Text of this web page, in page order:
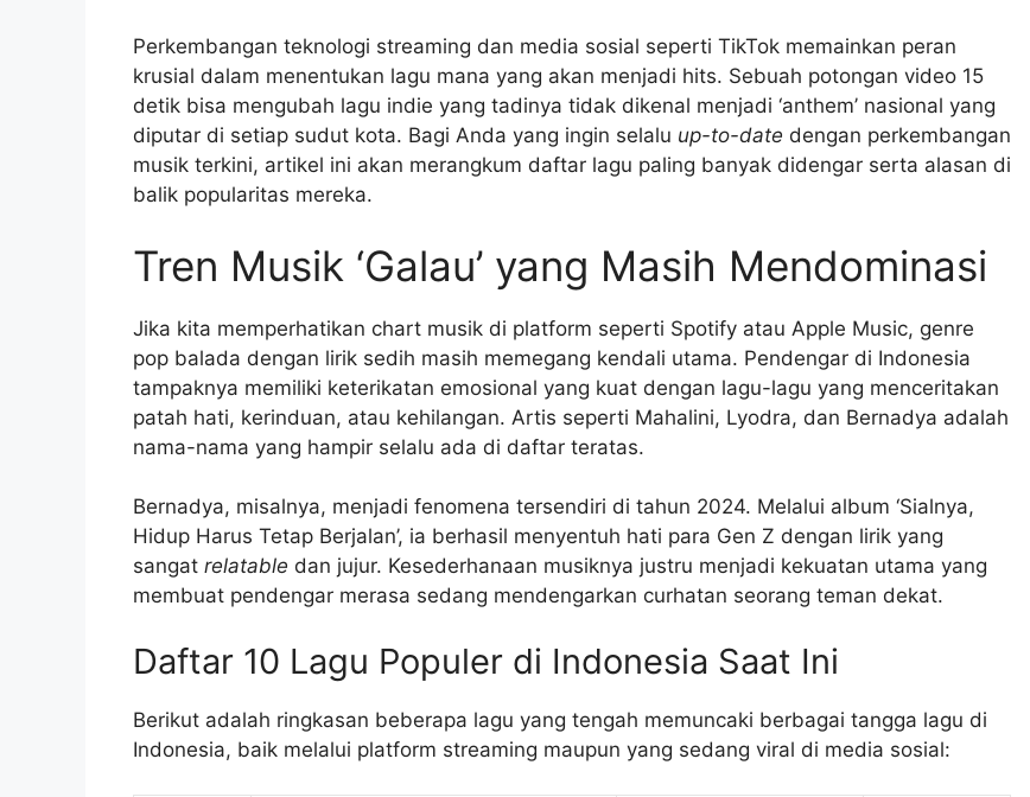
Perkembangan teknologi streaming dan media sosial seperti TikTok memainkan peran
krusial dalam menentukan lagu mana yang akan menjadi hits. Sebuah potongan video 15
detik bisa mengubah lagu indie yang tadinya tidak dikenal menjadi ‘anthem’ nasional yang
diputar di setiap sudut kota. Bagi Anda yang ingin selalu up-to-date dengan perkembangan
musik terkini, artikel ini akan merangkum daftar lagu paling banyak didengar serta alasan di
balik popularitas mereka.
Tren Musik ‘Galau’ yang Masih Mendominasi
Jika kita memperhatikan chart musik di platform seperti Spotify atau Apple Music, genre
pop balada dengan lirik sedih masih memegang kendali utama. Pendengar di Indonesia
tampaknya memiliki keterikatan emosional yang kuat dengan lagu-lagu yang menceritakan
patah hati, kerinduan, atau kehilangan. Artis seperti Mahalini, Lyodra, dan Bernadya adalah
nama-nama yang hampir selalu ada di daftar teratas.
Bernadya, misalnya, menjadi fenomena tersendiri di tahun 2024. Melalui album ‘Sialnya,
Hidup Harus Tetap Berjalan’, ia berhasil menyentuh hati para Gen Z dengan lirik yang
sangat relatable dan jujur. Kesederhanaan musiknya justru menjadi kekuatan utama yang
membuat pendengar merasa sedang mendengarkan curhatan seorang teman dekat.
Daftar 10 Lagu Populer di Indonesia Saat Ini
Berikut adalah ringkasan beberapa lagu yang tengah memuncaki berbagai tangga lagu di
Indonesia, baik melalui platform streaming maupun yang sedang viral di media sosial: